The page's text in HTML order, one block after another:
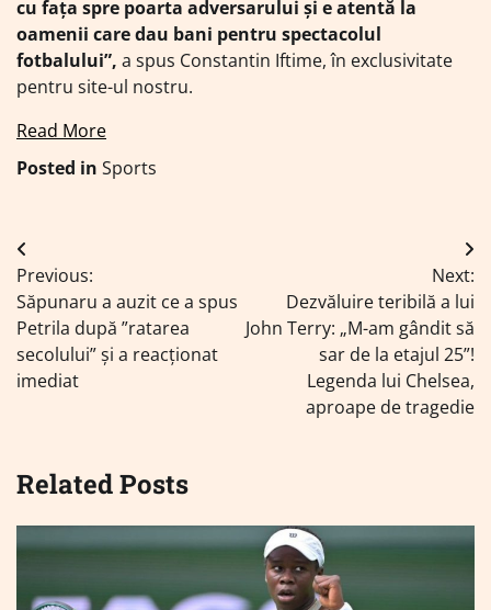
cu fața spre poarta adversarului și e atentă la
oamenii care dau bani pentru spectacolul
fotbalului”, a spus Constantin Iftime, în exclusivitate
pentru site-ul nostru.
Read More
Posted in Sports
Navigare
în
articole
Previous:
Săpunaru a auzit ce a spus
Petrila după ”ratarea
secolului” și a reacționat
imediat
Next:
Dezvăluire teribilă a lui
John Terry: „M-am gândit să
sar de la etajul 25”!
Legenda lui Chelsea,
aproape de tragedie
Related Posts